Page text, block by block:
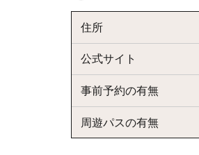
住所
公式サイト
事前予約の有無
周遊パスの有無